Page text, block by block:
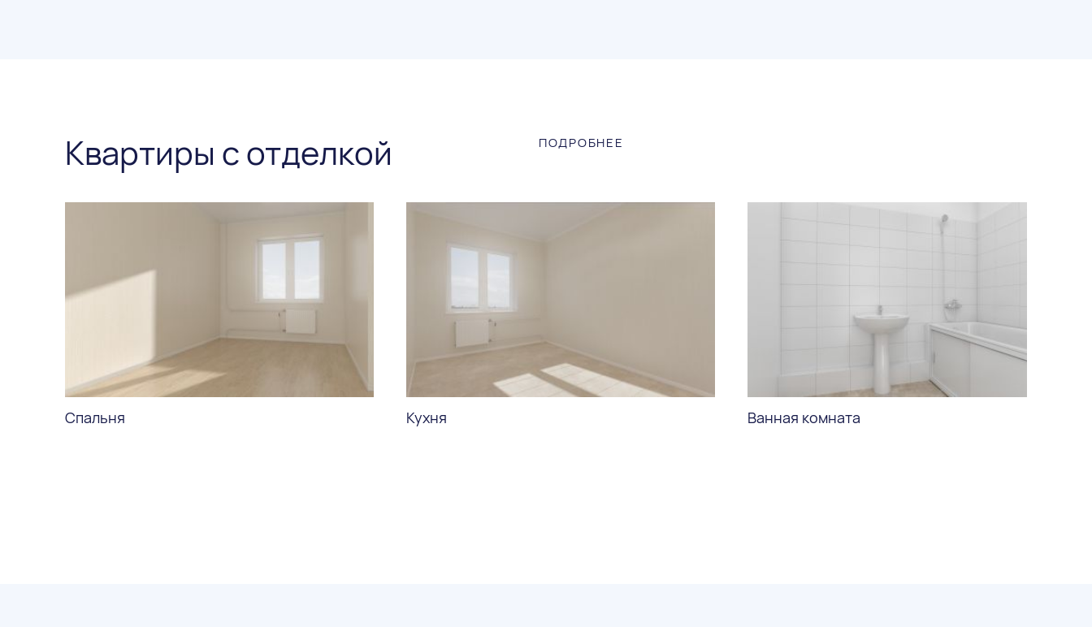
Квартиры с отделкой ПОДРОБНЕЕ
Спальня Кухня Ванная комната